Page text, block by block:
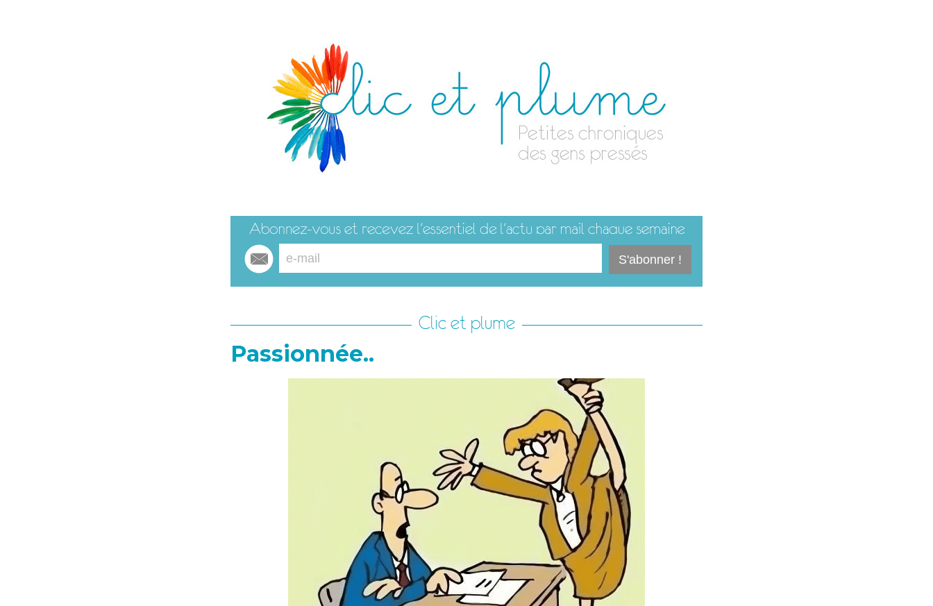
Clic et plume
Passionnée..